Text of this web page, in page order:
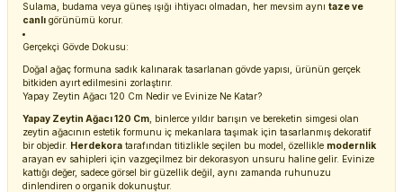
Sulama, budama veya güneş ışığı ihtiyacı olmadan, her mevsim aynı taze ve
canlı görünümü korur.
Gerçekçi Gövde Dokusu:
Doğal ağaç formuna sadık kalınarak tasarlanan gövde yapısı, ürünün gerçek
bitkiden ayırt edilmesini zorlaştırır.
Yapay Zeytin Ağacı 120 Cm Nedir ve Evinize Ne Katar?
Yapay Zeytin Ağacı 120 Cm , binlerce yıldır barışın ve bereketin simgesi olan
zeytin ağacının estetik formunu iç mekanlara taşımak için tasarlanmış dekoratif
bir objedir. Herdekora tarafından titizlikle seçilen bu model, özellikle modernlik
arayan ev sahipleri için vazgeçilmez bir dekorasyon unsuru haline gelir. Evinize
kattığı değer, sadece görsel bir güzellik değil, aynı zamanda ruhunuzu
dinlendiren o organik dokunuştur.